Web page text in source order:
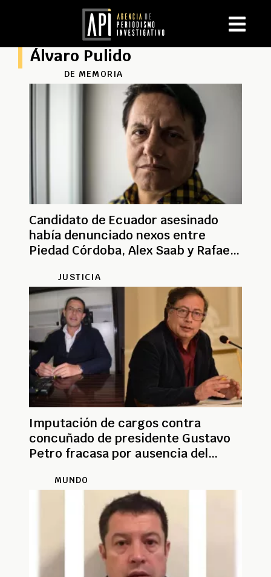
Álvaro Pulido
DE MEMORIA
Candidato de Ecuador asesinado
había denunciado nexos entre
Piedad Córdoba, Alex Saab y Rafael
JUSTICIA
Imputación de cargos contra
concuñado de presidente Gustavo
Petro fracasa por ausencia del
MUNDO